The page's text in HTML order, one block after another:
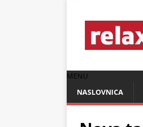
MENU
NASLOVNICA